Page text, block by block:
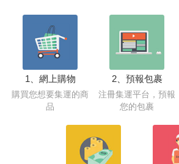
1、網上購物
購買您想要集運的商
品
2、預報包裹
注冊集運平台，預報
您的包裹